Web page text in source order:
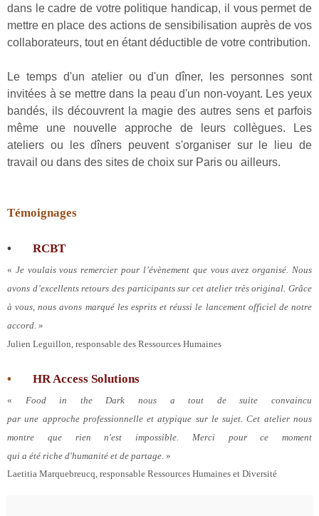
dans le cadre de votre politique handicap, il vous permet de
mettre en place des actions de sensibilisation auprès de vos
collaborateurs, tout en étant déductible de votre contribution.
Le temps d'un atelier ou d'un dîner, les personnes sont
invitées à se mettre dans la peau d'un non-voyant. Les yeux
bandés, ils découvrent la magie des autres sens et parfois
même une nouvelle approche de leurs collègues.
Les
ateliers ou les dîners peuvent s'organiser sur le lieu de
travail ou dans des sites de choix sur Paris ou ailleurs.
Témoignages
• RCBT
« Je voulais vous remercier pour l’évènement que vous avez organisé. Nous
avons d’excellents retours des participants sur cet atelier très original. Grâce
à vous, nous avons marqué les esprits et réussi le lancement officiel de notre
accord. »
Julien Leguillon, responsable des Ressources Humaines
• HR Access Solutions
« Food in the Dark nous a tout de suite convaincu
par une approche professionnelle et atypique sur le sujet. Cet atelier nous
montre que rien n'est impossible. Merci pour ce moment
qui a été riche d'humanité et de partage. »
Laetitia Marquebreucq, responsable Ressources Humaines et Diversité